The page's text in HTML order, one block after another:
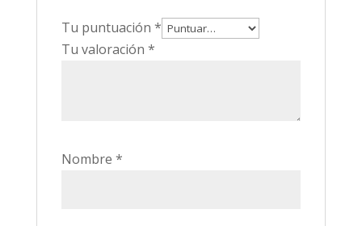
Tu puntuación *
Tu valoración *
Nombre *